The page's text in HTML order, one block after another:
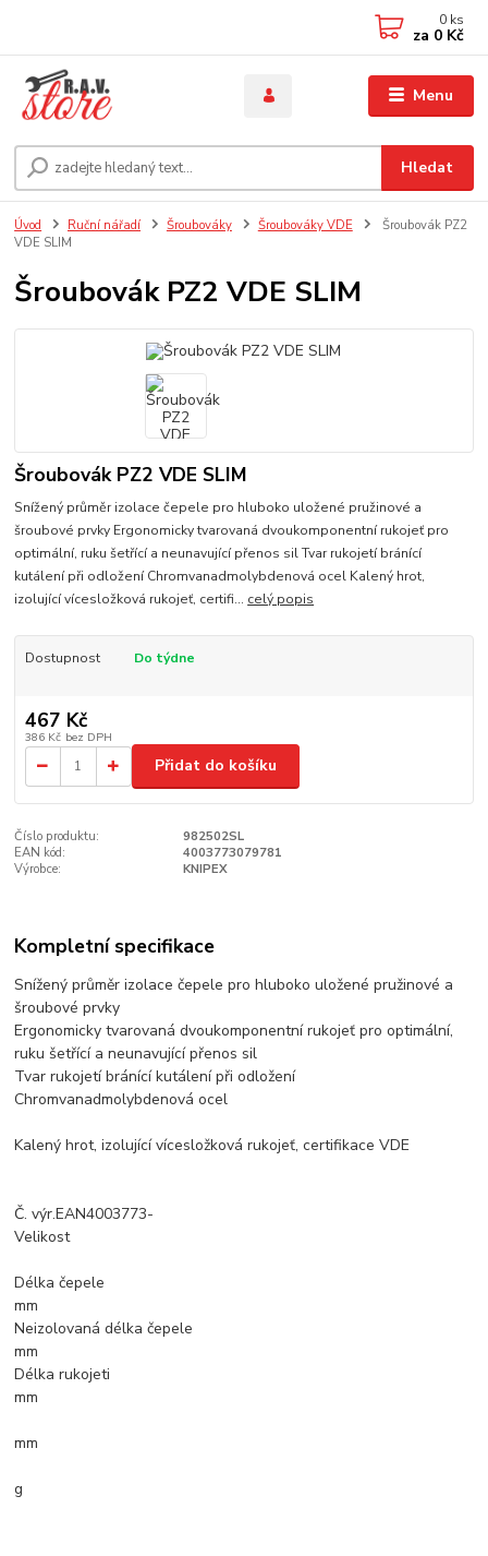
Menu
Hledat
0 ks
za 0 Kč
Úvod Ruční nářadí Šroubováky Šroubováky VDE
Šroubovák PZ2
VDE SLIM
Šroubovák PZ2 VDE SLIM
Šroubovák PZ2 VDE SLIM
Snížený průměr izolace čepele pro hluboko uložené pružinové a
šroubové prvky Ergonomicky tvarovaná dvoukomponentní rukojeť pro
optimální, ruku šetřící a neunavující přenos sil Tvar rukojetí bránící
kutálení při odložení Chromvanadmolybdenová ocel Kalený hrot,
izolující vícesložková rukojeť, certifi... celý popis
Dostupnost Do týdne
467 Kč
386 Kč bez DPH
Přidat do košíku
Číslo produktu:
982502SL
EAN kód:
4003773079781
Výrobce:
KNIPEX
Kompletní specifikace
Snížený průměr izolace čepele pro hluboko uložené pružinové a
šroubové prvky
Ergonomicky tvarovaná dvoukomponentní rukojeť pro optimální,
ruku šetřící a neunavující přenos sil
Tvar rukojetí bránící kutálení při odložení
Chromvanadmolybdenová ocel
Kalený hrot, izolující vícesložková rukojeť, certifikace VDE
Č. výr.EAN4003773-
Velikost
Délka čepele
mm
Neizolovaná délka čepele
mm
Délka rukojeti
mm
mm
g